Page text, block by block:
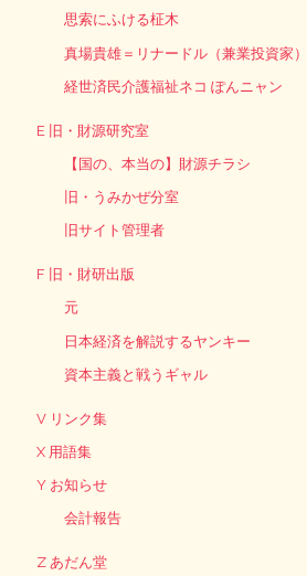
思索にふける柾木
真場貴雄＝リナードル（兼業投資家）
経世済民介護福祉ネコ ぽんニャン
E 旧・財源研究室
【国の、本当の】財源チラシ
旧・うみかぜ分室
旧サイト管理者
F 旧・財研出版
元
日本経済を解説するヤンキー
資本主義と戦うギャル
V リンク集
X 用語集
Y お知らせ
会計報告
Z あだん堂